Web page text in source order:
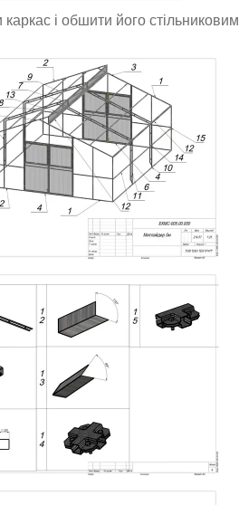
каркас і обшити його стільниковим